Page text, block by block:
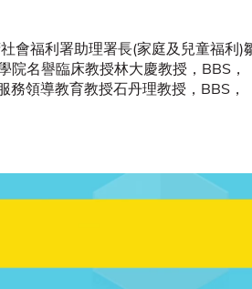
會福利署助理署長(家庭及兒童福利)
名譽臨床教授林大慶教授，BBS，
領導教育教授石丹理教授，BBS，